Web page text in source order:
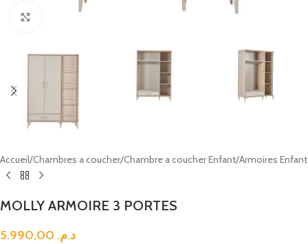
Accueil/Chambres a coucher/Chambre a coucher Enfant/Armoires Enfant
MOLLY ARMOIRE 3 PORTES
د.م.